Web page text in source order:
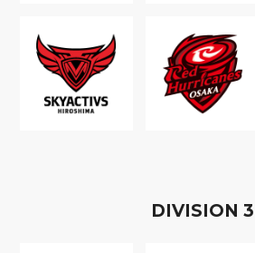
DIVISION 3